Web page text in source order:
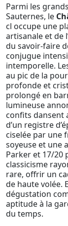
Parmi les
Sauternes, le
cl occupe une
artisanale et de
du savoir-faire
conjugue
intemporelle.
au pic de la
profonde et
prolongé en
lumineuse
confits dansent
d’un registre
ciselée par une
soyeuse et une
Parker et 17/20
classicisme
rare, offrir un
de haute volée.
dégustation
aptitude à la
du temps.